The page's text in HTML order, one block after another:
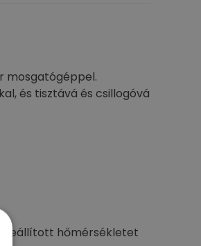
mosgatógéppel.
és tisztává és csillogóvá
beállított hőmérsékletet